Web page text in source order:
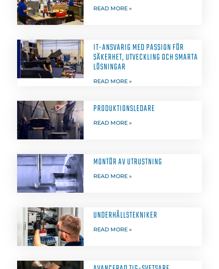
READ MORE »
IT-ANSVARIG MED PASSION FÖR
SÄKERHET, UTVECKLING OCH SMARTA
LÖSNINGAR
READ MORE »
PRODUKTIONSLEDARE
READ MORE »
MONTÖR AV UTRUSTNING
READ MORE »
UNDERHÅLLSTEKNIKER
READ MORE »